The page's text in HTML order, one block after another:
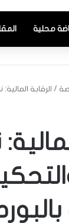
محلية
/ الرقابة